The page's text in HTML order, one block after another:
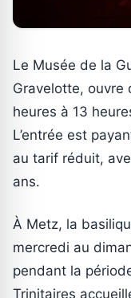
Le Musée de la
Gravelotte, ouvre
heures à 13
L’entrée est
au tarif réduit,
ans.
À Metz, la
mercredi au
pendant la
Trinitaires